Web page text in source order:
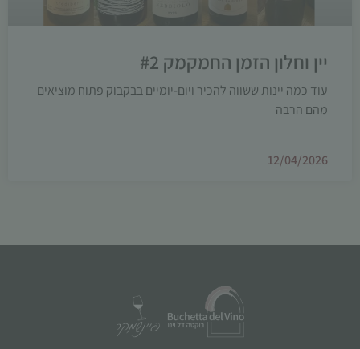
יין וחלון הזמן החמקמק #2
עוד כמה יינות ששווה להכיר ויום-יומיים בבקבוק פתוח מוציאים
מהם הרבה
12/04/2026